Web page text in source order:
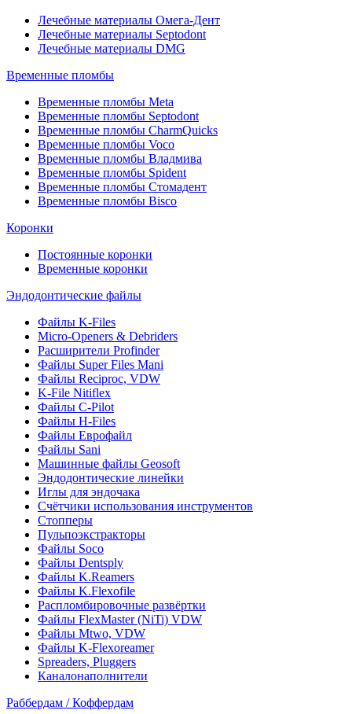
Лечебные материалы Омега-Дент
Лечебные материалы Septodont
Лечебные материалы DMG
Временные пломбы
Временные пломбы Meta
Временные пломбы Septodont
Временные пломбы CharmQuicks
Временные пломбы Voco
Временные пломбы Владмива
Временные пломбы Spident
Временные пломбы Стомадент
Временные пломбы Bisco
Коронки
Постоянные коронки
Временные коронки
Эндодонтические файлы
Файлы K-Files
Micro-Openers & Debriders
Расширители Profinder
Файлы Super Files Mani
Файлы Reciproc, VDW
K-File Nitiflex
Файлы C-Pilot
Файлы H-Files
Файлы Еврофайл
Файлы Sani
Машинные файлы Geosoft
Эндодонтические линейки
Иглы для эндочака
Счётчики использования инструментов
Стопперы
Пульпоэкстракторы
Файлы Soco
Файлы Dentsply
Файлы K.Reamers
Файлы K.Flexofile
Распломбировочные развёртки
Файлы FlexMaster (NiTi) VDW
Файлы Mtwo, VDW
Файлы K-Flexoreamer
Spreaders, Pluggers
Каналонаполнители
Раббердам / Коффердам